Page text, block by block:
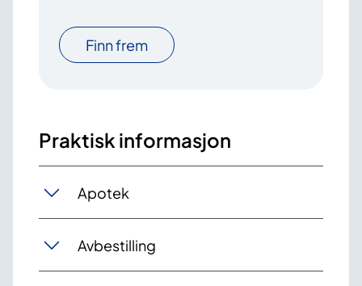
Finn frem
Praktisk informasjon
Apotek
Avbestilling